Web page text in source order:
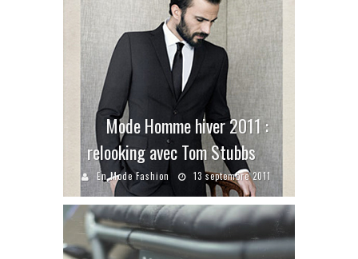
Mode Homme hiver 2011 :
relooking avec Tom Stubbs
En Mode Fashion 13 septembre 2011